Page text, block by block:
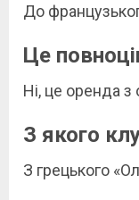
До
Це
Ні, це оренда з
З якого
З грецького